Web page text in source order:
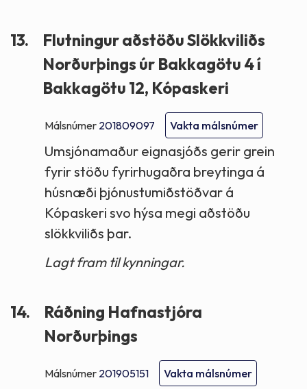
13.
Flutningur aðstöðu Slökkviliðs
Norðurþings úr Bakkagötu 4 í
Bakkagötu 12, Kópaskeri
Málsnúmer 201809097 Vakta málsnúmer
Umsjónamaður eignasjóðs gerir grein
fyrir stöðu fyrirhugaðra breytinga á
húsnæði þjónustumiðstöðvar á
Kópaskeri svo hýsa megi aðstöðu
slökkviliðs þar.
Lagt fram til kynningar.
14.
Ráðning Hafnastjóra
Norðurþings
Málsnúmer 201905151 Vakta málsnúmer